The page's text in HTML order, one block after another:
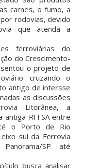
carnes, o fumo, a
rodovias, devido
que atenda a
ferroviárias do
do Crescimento-
o projeto de
cruzando o
antigo de intersse
as discussões
Litorânea, a
antiga RFFSA entre
o Porto de Rio
sul da Ferrovia
SP até
busca analisar